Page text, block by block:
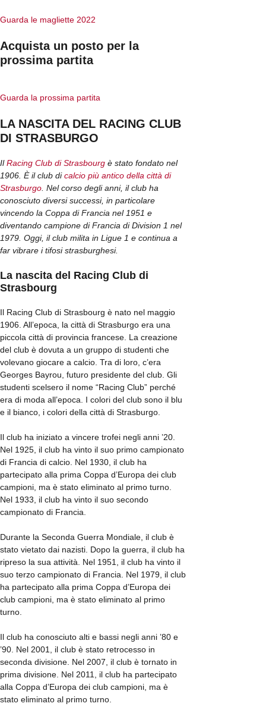
Guarda le magliette 2022
Acquista un posto per la
prossima partita
Guarda la prossima partita
LA NASCITA DEL RACING CLUB
DI STRASBURGO
IlRacing Club di Strasbourg è stato fondato nel
1906. È il club dicalcio più antico della città di
Strasburgo . Nel corso degli anni, il club ha
conosciuto diversi successi, in particolare
vincendo la Coppa di Francia nel 1951 e
diventando campione di Francia di Division 1 nel
1979. Oggi, il club milita in Ligue 1 e continua a
far vibrare i tifosi strasburghesi.
La nascita del Racing Club di
Strasbourg
Il Racing Club di Strasbourg è nato nel maggio
1906. All’epoca, la città di Strasburgo era una
piccola città di provincia francese. La creazione
del club è dovuta a un gruppo di studenti che
volevano giocare a calcio. Tra di loro, c’era
Georges Bayrou, futuro presidente del club. Gli
studenti scelsero il nome “Racing Club” perché
era di moda all’epoca. I colori del club sono il blu
e il bianco, i colori della città di Strasburgo.
Il club ha iniziato a vincere trofei negli anni ’20.
Nel 1925, il club ha vinto il suo primo campionato
di Francia di calcio. Nel 1930, il club ha
partecipato alla prima Coppa d’Europa dei club
campioni, ma è stato eliminato al primo turno.
Nel 1933, il club ha vinto il suo secondo
campionato di Francia.
Durante la Seconda Guerra Mondiale, il club è
stato vietato dai nazisti. Dopo la guerra, il club ha
ripreso la sua attività. Nel 1951, il club ha vinto il
suo terzo campionato di Francia. Nel 1979, il club
ha partecipato alla prima Coppa d’Europa dei
club campioni, ma è stato eliminato al primo
turno.
Il club ha conosciuto alti e bassi negli anni ’80 e
’90. Nel 2001, il club è stato retrocesso in
seconda divisione. Nel 2007, il club è tornato in
prima divisione. Nel 2011, il club ha partecipato
alla Coppa d’Europa dei club campioni, ma è
stato eliminato al primo turno.